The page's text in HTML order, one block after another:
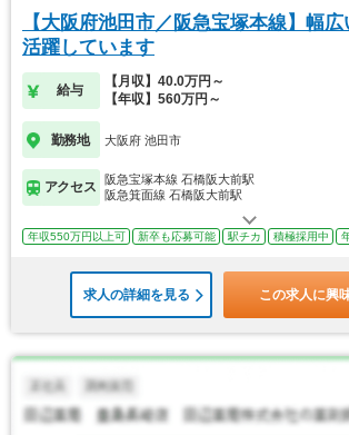
【大阪府池田市／阪急宝塚本線】幅
活躍しています
給与
【月収】40.0万円～
【年収】560万円～
勤務地 大阪府 池田市
アクセス
阪急宝塚本線 石橋阪大前駅
阪急箕面線 石橋阪大前駅
年収550万円以上可 新卒も応募可能 駅チカ 積極採用中
求人の詳細を見る この求人に興